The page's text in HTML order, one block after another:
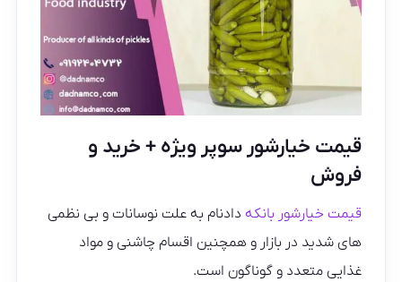
قیمت خیارشور سوپر ویژه + خرید و
فروش
قیمت خیارشور بانکه دادنام به علت نوسانات و بی نظمی
های شدید در بازار و همچنین اقسام چاشنی و مواد
غذایی متعدد و گوناگون است.